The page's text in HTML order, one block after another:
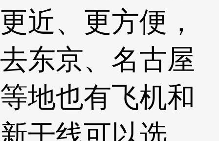
更近、更方便，
去东京、名古屋
等地也有飞机和
新干线可以选